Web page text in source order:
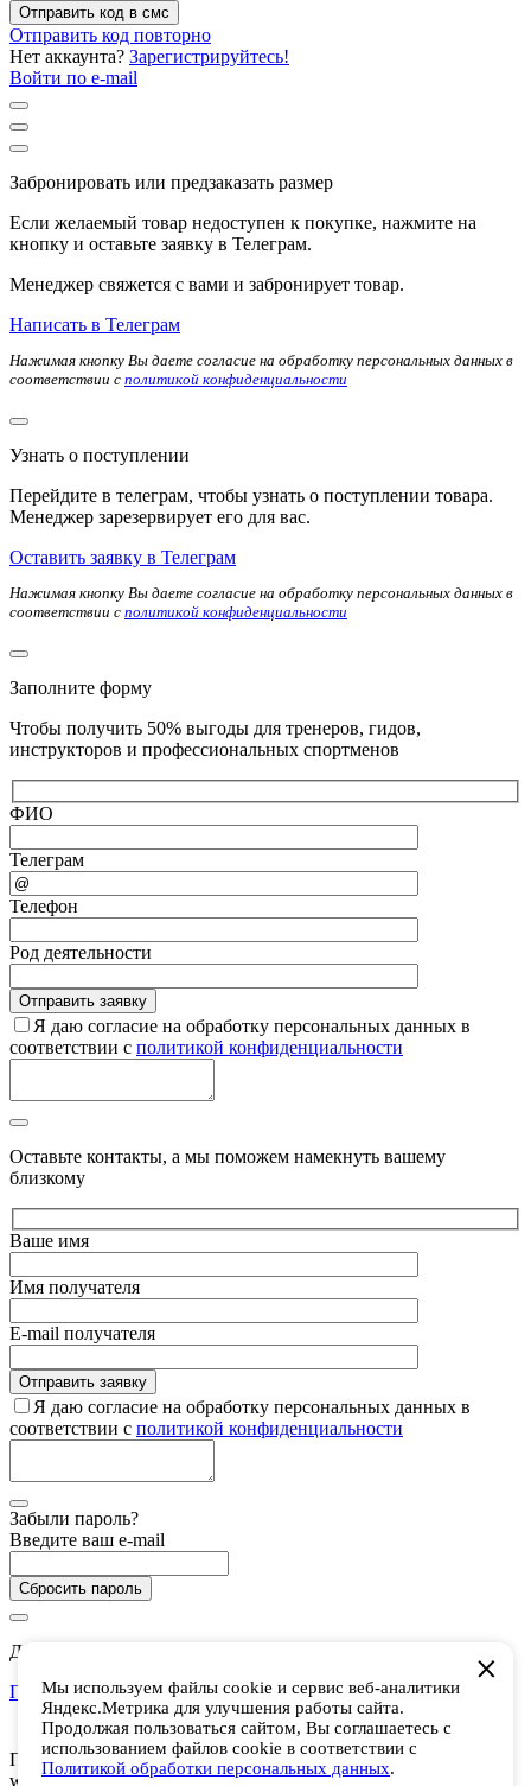
Отправить код в смс
Отправить код повторно
Нет аккаунта? Зарегистрируйтесь!
Войти по e-mail
Забронировать или предзаказать размер
Если желаемый товар недоступен к покупке, нажмите на
кнопку и оставьте заявку в Телеграм.
Менеджер свяжется с вами и забронирует товар.
Написать в Телеграм
Нажимая кнопку Вы даете согласие на обработку персональных данных в
соответствии с политикой конфиденциальности
Узнать о поступлении
Перейдите в телеграм, чтобы узнать о поступлении товара.
Менеджер зарезервирует его для вас.
Оставить заявку в Телеграм
Нажимая кнопку Вы даете согласие на обработку персональных данных в
соответствии с политикой конфиденциальности
Заполните форму
Чтобы получить 50% выгоды для тренеров, гидов,
инструкторов и профессиональных спортменов
ФИО
Телеграм
Телефон
Род деятельности
Я даю согласие на обработку персональных данных в
соответствии с политикой конфиденциальности
Оставьте контакты, а мы поможем намекнуть вашему
близкому
Ваше имя
Имя получателя
E-mail получателя
Я даю согласие на обработку персональных данных в
соответствии с политикой конфиденциальности
Забыли пароль?
Введите ваш e-mail
Сбросить пароль
Дарим 5 000 баллов на покупки в CHUKCHA
Присоединиться
Есть аккаунт? Войти
Присоединяйтесь к программе лояльности и получайте 5 000
welcome-баллов (1 балл = 1 рубль). Получайте кэшбек за
Мы используем файлы cookie и сервис веб-аналитики
Яндекс.Метрика для улучшения работы сайта.
Продолжая пользоваться сайтом, Вы соглашаетесь с
использованием файлов cookie в соответствии с
Политикой обработки персональных данных.